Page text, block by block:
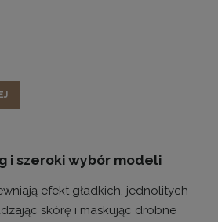
tracą elastyczności, nie
rozwiązania.
i szeroki wybór modeli
efekt gładkich, jednolitych
skórę i maskując drobne